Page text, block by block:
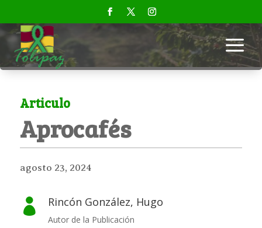
a
Articulo
Aprocafés
agosto 23, 2024
 Rincón González, Hugo
Autor de la Publicación